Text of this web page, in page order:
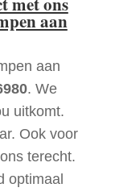
aan
aan
. We
uitkomt.
Ook voor
terecht.
optimaal